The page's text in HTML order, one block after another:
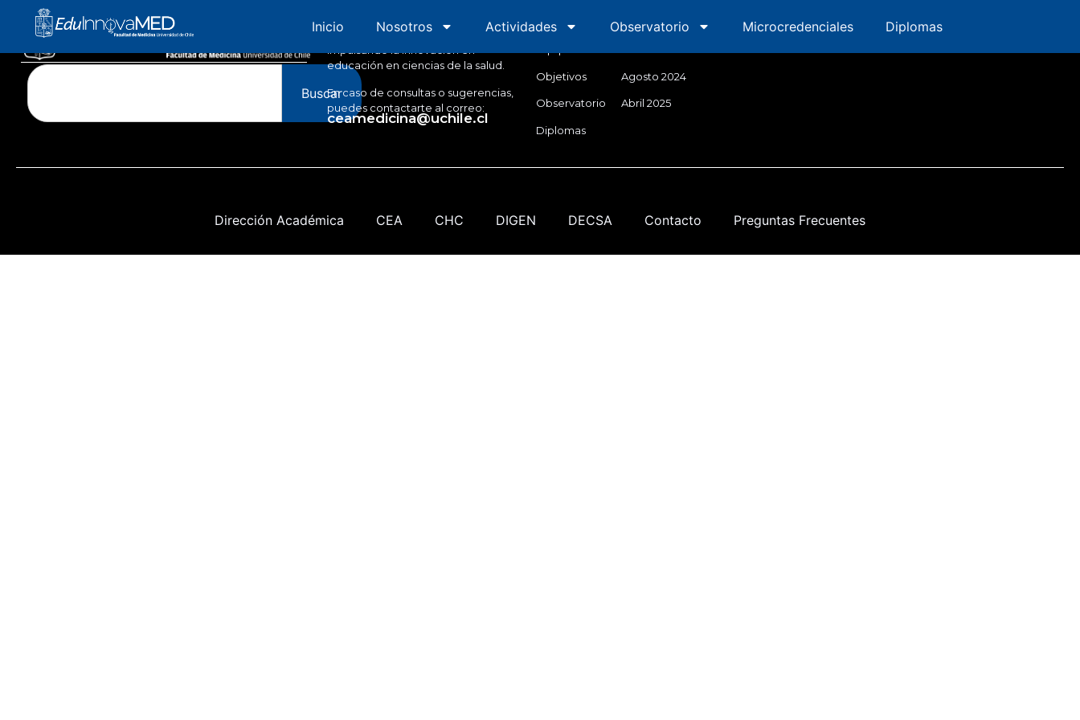
Inicio Nosotros Actividades Observatorio Microcredenciales
Inicio Nosotros Actividades Observatorio Microcredenciales Diplomas
Buscar
EduInnovamed
Impulsando la innovación en
educación en ciencias de la salud.
En caso de consultas o sugerencias,
puedes contactarte al correo:
ceamedicina@uchile.cl
Inicio
Objetivos
Observatorio
Diplomas
Semana de la Innovación
Agosto 2024
Abril 2025
Dirección Académica CEA CHC DIGEN DECSA Contacto Preguntas Frecuentes